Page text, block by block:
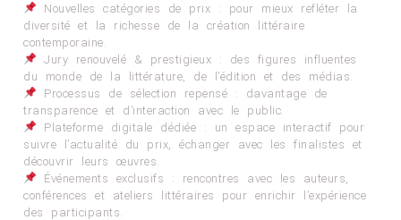
Nouvelles catégories de prix : pour mieux refléter la
diversité et la richesse de la création littéraire
contemporaine.
Jury renouvelé & prestigieux : des figures influentes
du monde de la littérature, de l’édition et des médias.
Processus de sélection repensé : davantage de
transparence et d’interaction avec le public.
Plateforme digitale dédiée : un espace interactif pour
suivre l’actualité du prix, échanger avec les finalistes et
découvrir leurs œuvres.
Événements exclusifs : rencontres avec les auteurs,
conférences et ateliers littéraires pour enrichir l’expérience
des participants.